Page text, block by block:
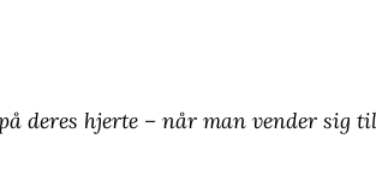
deres hjerte – når man vender sig